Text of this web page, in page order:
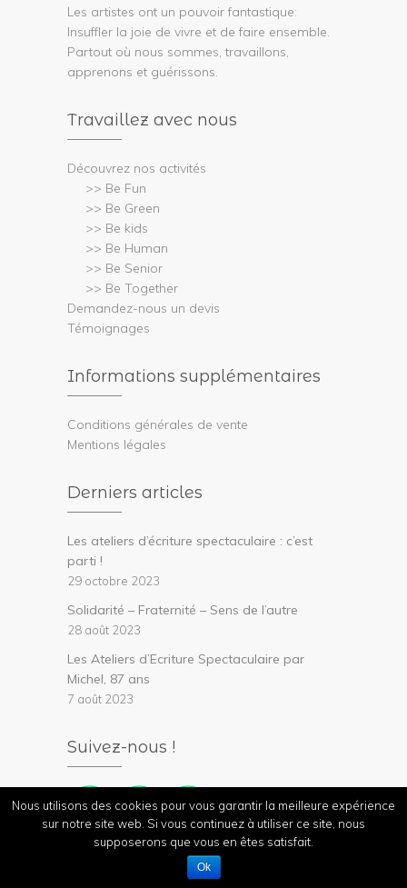
Les artistes ont un pouvoir fantastique:
Insuffler la joie de vivre et de faire ensemble.
Partout où nous sommes, travaillons,
apprenons et guérissons.
Travaillez avec nous
Découvrez nos activités
>> Be Fun
>> Be Green
>> Be kids
>> Be Human
>> Be Senior
>> Be Together
Demandez-nous un devis
Témoignages
Informations supplémentaires
Conditions générales de vente
Mentions légales
Derniers articles
Les ateliers d’écriture spectaculaire : c’est
parti !
29 octobre 2023
Solidarité – Fraternité – Sens de l’autre
28 août 2023
Les Ateliers d’Ecriture Spectaculaire par
Michel, 87 ans
7 août 2023
Suivez-nous !
Contactez-nous
Nous utilisons des cookies pour vous garantir la meilleure expérience
sur notre site web. Si vous continuez à utiliser ce site, nous
supposerons que vous en êtes satisfait.
Ok